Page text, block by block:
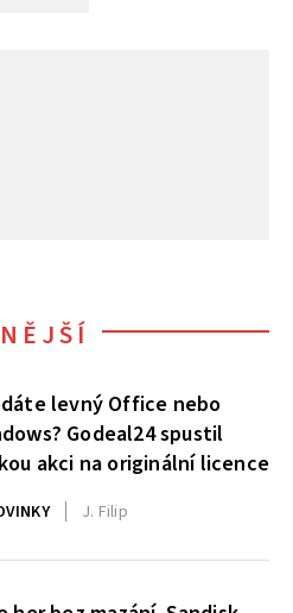
levný Office nebo
Godeal24 spustil
akci na originální licence
J. Filip